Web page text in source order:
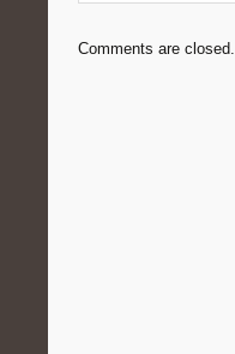
Comments are closed.